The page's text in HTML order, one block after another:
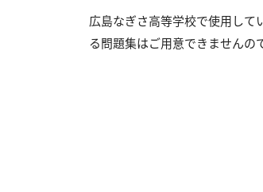
広島なぎさ高等学校で使用し
る問題集はご用意できませんの